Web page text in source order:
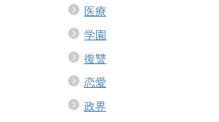
医療
学園
復讐
恋愛
政界